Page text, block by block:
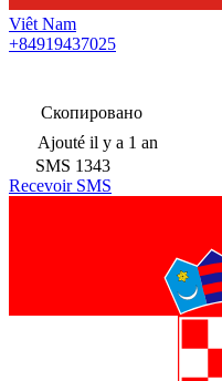
Viêt Nam
+84919437025
Скопировано
Ajouté il y a 1 an
SMS 1343
Recevoir SMS